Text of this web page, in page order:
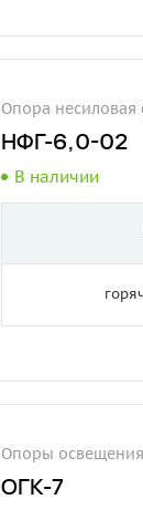
Опора
НФГ-6,0-02
В наличии
Опоры
ОГК-7